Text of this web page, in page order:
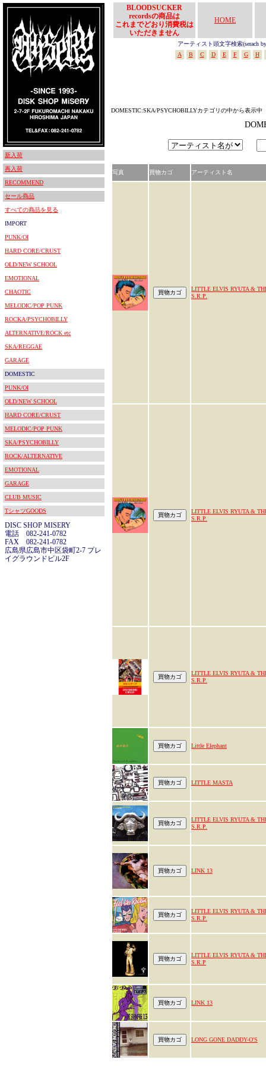
新入荷
再入荷
RECOMMEND
セール商品
すべての商品を見る
IMPORT
PUNK/OI
HARD CORE/CRUST
OLD/NEW SCHOOL
EMOTIONAL
CHAOTIC
MELODIC/POP PUNK
ROCKA/PSYCHOBILLY
ALTERNATIVE/ROCK etc
SKA/REGGAE
GARAGE
DOMESTIC
PUNK/OI
OLD/NEW SCHOOL
HARD CORE/CRUST
MELODIC/POP PUNK
SKA/PSYCHOBILLY
ROCK/ALTERNATIVE
EMOTIONAL
GARAGE
CLUB MUSIC
TシャツGOODS
DISC SHOP MISERY
電話 082-241-0782
FAX 082-241-0782
広島県広島市中区袋町2-7 プレ
イグラウンドビル2F
BLOODSUCKER
recordsの商品は
これまでどおり消費税は
いただきません
HOME
アーティスト頭文字検索(serach
A
B C D E F G H
DOMESTIC:SKA/PSYCHOBILLYカテゴリの中から表示中
写真 買物カゴ アーティスト名
LITTLE ELVIS RYUTA &
S.R.P.
LITTLE ELVIS RYUTA &
S.R.P.
LITTLE ELVIS RYUTA &
S.R.P.
Little Elephant
LITTLE MASTA
LITTLE ELVIS RYUTA &
S.R.P.
LINK 13
LITTLE ELVIS RYUTA &
S.R.P.
LITTLE ELVIS RYUTA &
S.R.P
LINK 13
LONG GONE DADDY-O'S